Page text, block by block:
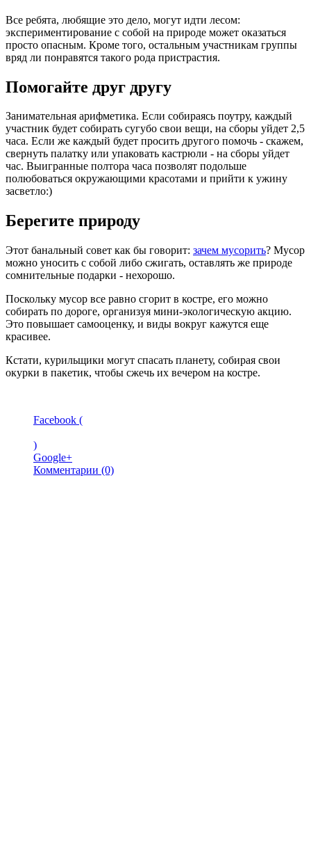
Все ребята, любящие это дело, могут идти лесом:
экспериментирование с собой на природе может оказаться
просто опасным. Кроме того, остальным участникам группы
вряд ли понравятся такого рода пристрастия.
Помогайте друг другу
Занимательная арифметика. Если собираясь поутру, каждый
участник будет собирать сугубо свои вещи, на сборы уйдет 2,5
часа. Если же каждый будет просить другого помочь - скажем,
свернуть палатку или упаковать кастрюли - на сборы уйдет
час. Выигранные полтора часа позволят подольше
полюбоваться окружающими красотами и прийти к ужину
засветло:)
Берегите природу
Этот банальный совет как бы говорит: зачем мусорить? Мусор
можно уносить с собой либо сжигать, оставлять же природе
сомнительные подарки - нехорошо.
Поскольку мусор все равно сгорит в костре, его можно
собирать по дороге, организуя мини-экологическую акцию.
Это повышает самооценку, и виды вокруг кажутся еще
красивее.
Кстати, курильщики могут спасать планету, собирая свои
окурки в пакетик, чтобы сжечь их вечером на костре.
Facebook (
)
Google+
Комментарии (0)